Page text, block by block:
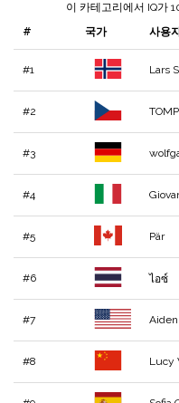
이 카테고리에서 IQ가
#
국가 사용
#1 Lars
#2
#3
#4
#5 Pär
#6 ไอซ์
#7
#8 Lucy